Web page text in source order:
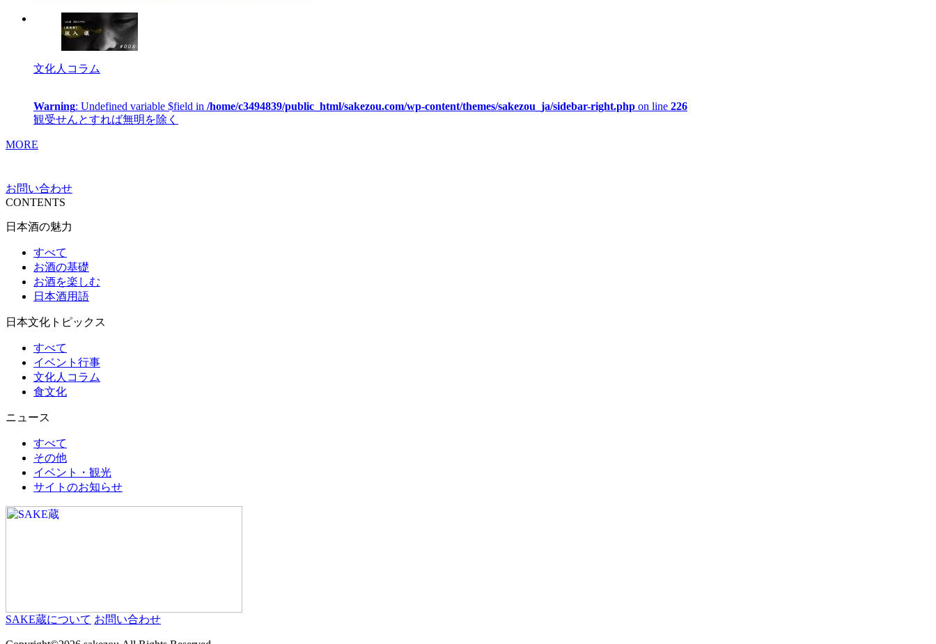
文化人コラム
Warning : Undefined variable $field in /home/c3494839/public_html/sakezou.com/wp-content/themes/sakezou_ja/sidebar-right.php on line 226
観受せんとすれば無明を除く
MORE
お問い合わせ
CONTENTS
日本酒の魅力
すべて
お酒の基礎
お酒を楽しむ
日本酒用語
日本文化トピックス
すべて
イベント行事
文化人コラム
食文化
ニュース
すべて
その他
イベント・観光
サイトのお知らせ
SAKE蔵について お問い合わせ